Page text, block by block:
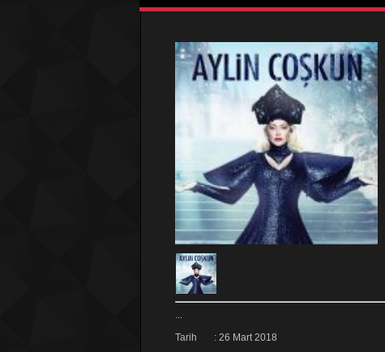
...
Tarih : 26 Mart 2018